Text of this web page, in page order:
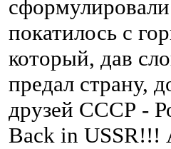
покатилось с
который, дав
предал страну,
друзей СССР -
Back in USSR!!!